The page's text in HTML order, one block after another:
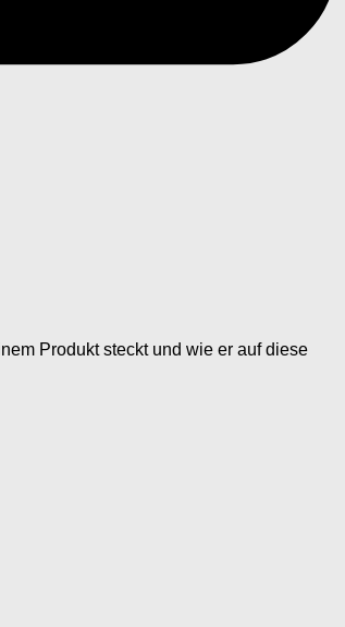
Produkt steckt und wie er auf diese